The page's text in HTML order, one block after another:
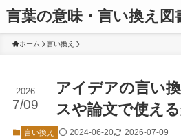
言葉の意味・言い換え図
ホーム 言い換え
アイデアの言い
スや論文で使える
2026
7/09
言い換え 2024-06-20 2026-07-09